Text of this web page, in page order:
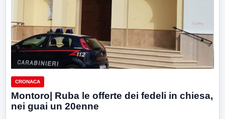
CRONACA
Montoro| Ruba le offerte dei fedeli in chiesa,
nei guai un 20enne